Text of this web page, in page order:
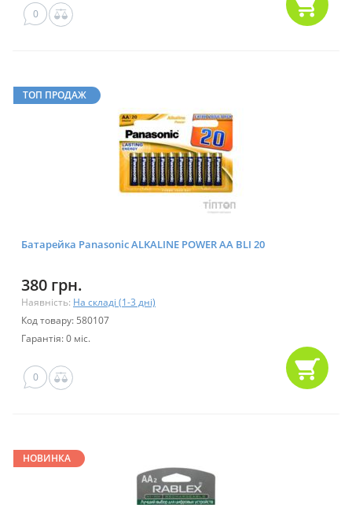
0
ТОП ПРОДАЖ
Батарейка Panasonic ALKALINE POWER AA BLI 20
380 грн.
Наявність: На складі (1-3 дні)
Код товару: 580107
Гарантія: 0 міс.
0
НОВИНКА